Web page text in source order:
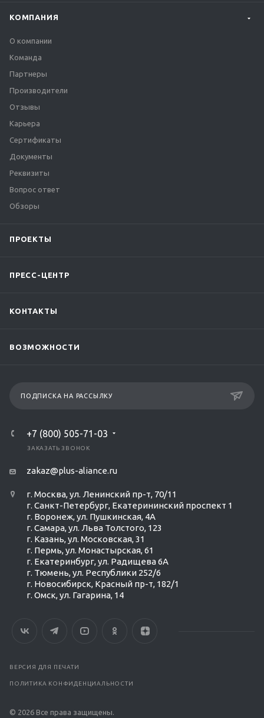
КОМПАНИЯ
О компании
Команда
Партнеры
Производители
Отзывы
Карьера
Сертификаты
Документы
Реквизиты
Вопрос ответ
Обзоры
ПРОЕКТЫ
ПРЕСС-ЦЕНТР
КОНТАКТЫ
ВОЗМОЖНОСТИ
ПОДПИСКА НА РАССЫЛКУ
+7 (800) 505-71-03
ЗАКАЗАТЬ ЗВОНОК
zakaz@plus-aliance.ru
г. Москва, ул. Ленинский пр-т, 70/11
г. Санкт-Петербург, Екатерининский проспект 1
г. Воронеж, ул. Пушкинская, 4А
г. Самара, ул. Льва Толстого, 123
г. Казань, ул. Московская, 31
г. Пермь, ул. Монастырская, 61
г. Екатеринбург, ул. Радищева 6А
г. Тюмень, ул. Республики 252/6
г. Новосибирск, Красный пр-т, 182/1
г. Омск, ул. ​Гагарина, 14
ВЕРСИЯ ДЛЯ ПЕЧАТИ
ПОЛИТИКА КОНФИДЕНЦИАЛЬНОСТИ
© 2026 Все права защищены.